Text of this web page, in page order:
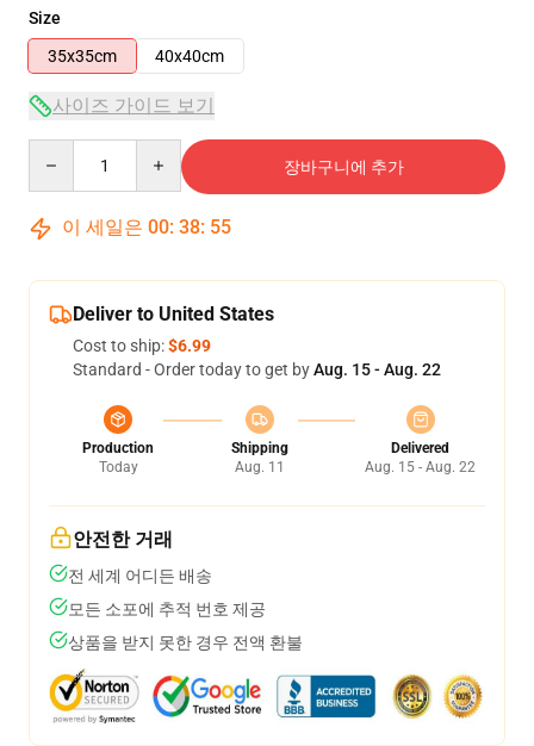
Size
35x35cm
40x40cm
사이즈 가이드 보기
장바구니에 추가
이 세일은 00: 38: 55
Deliver to United States
Cost to ship:$6.99
Standard - Order today to get byAug. 15 - Aug. 22
Production
Today
Shipping
Aug. 11
Delivered
Aug. 15 - Aug. 22
안전한 거래
전 세계 어디든 배송
모든 소포에 추적 번호 제공
상품을 받지 못한 경우 전액 환불